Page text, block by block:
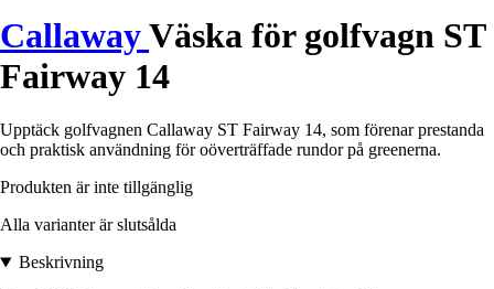
CallawayVäska för golfvagn ST
Fairway 14
Upptäck golfvagnen Callaway ST Fairway 14, som förenar prestanda
och praktisk användning för oöverträffade rundor på greenerna.
Produkten är inte tillgänglig
Alla varianter är slutsålda
Beskrivning